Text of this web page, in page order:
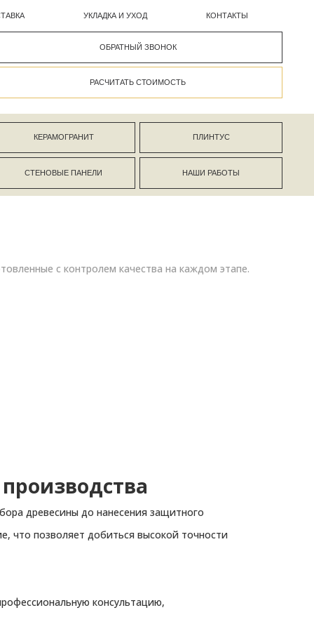
КОНТАКТЫ
УКЛАДКА И УХОД
НАШИ РАБОТЫ
ПЛИНТУС
с контролем качества на каждом этапе.
древесины до нанесения защитного
что позволяет добиться высокой точности
консультацию,